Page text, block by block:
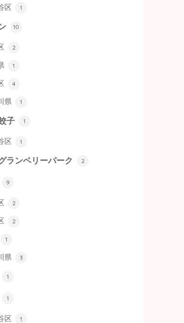
区 1
10
2
1
4
県 1
子 1
区 1
ランベリーパーク 2
9
2
2
1
県 3
1
1
区 1